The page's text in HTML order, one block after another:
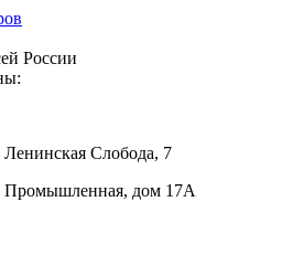
России
Слобода, 7
Промышленная, дом 17А